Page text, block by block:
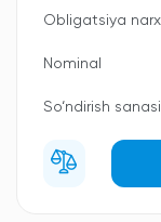
Obligatsiya
Nominal
So‘ndirish sanasi